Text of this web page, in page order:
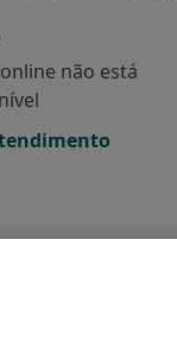
não está